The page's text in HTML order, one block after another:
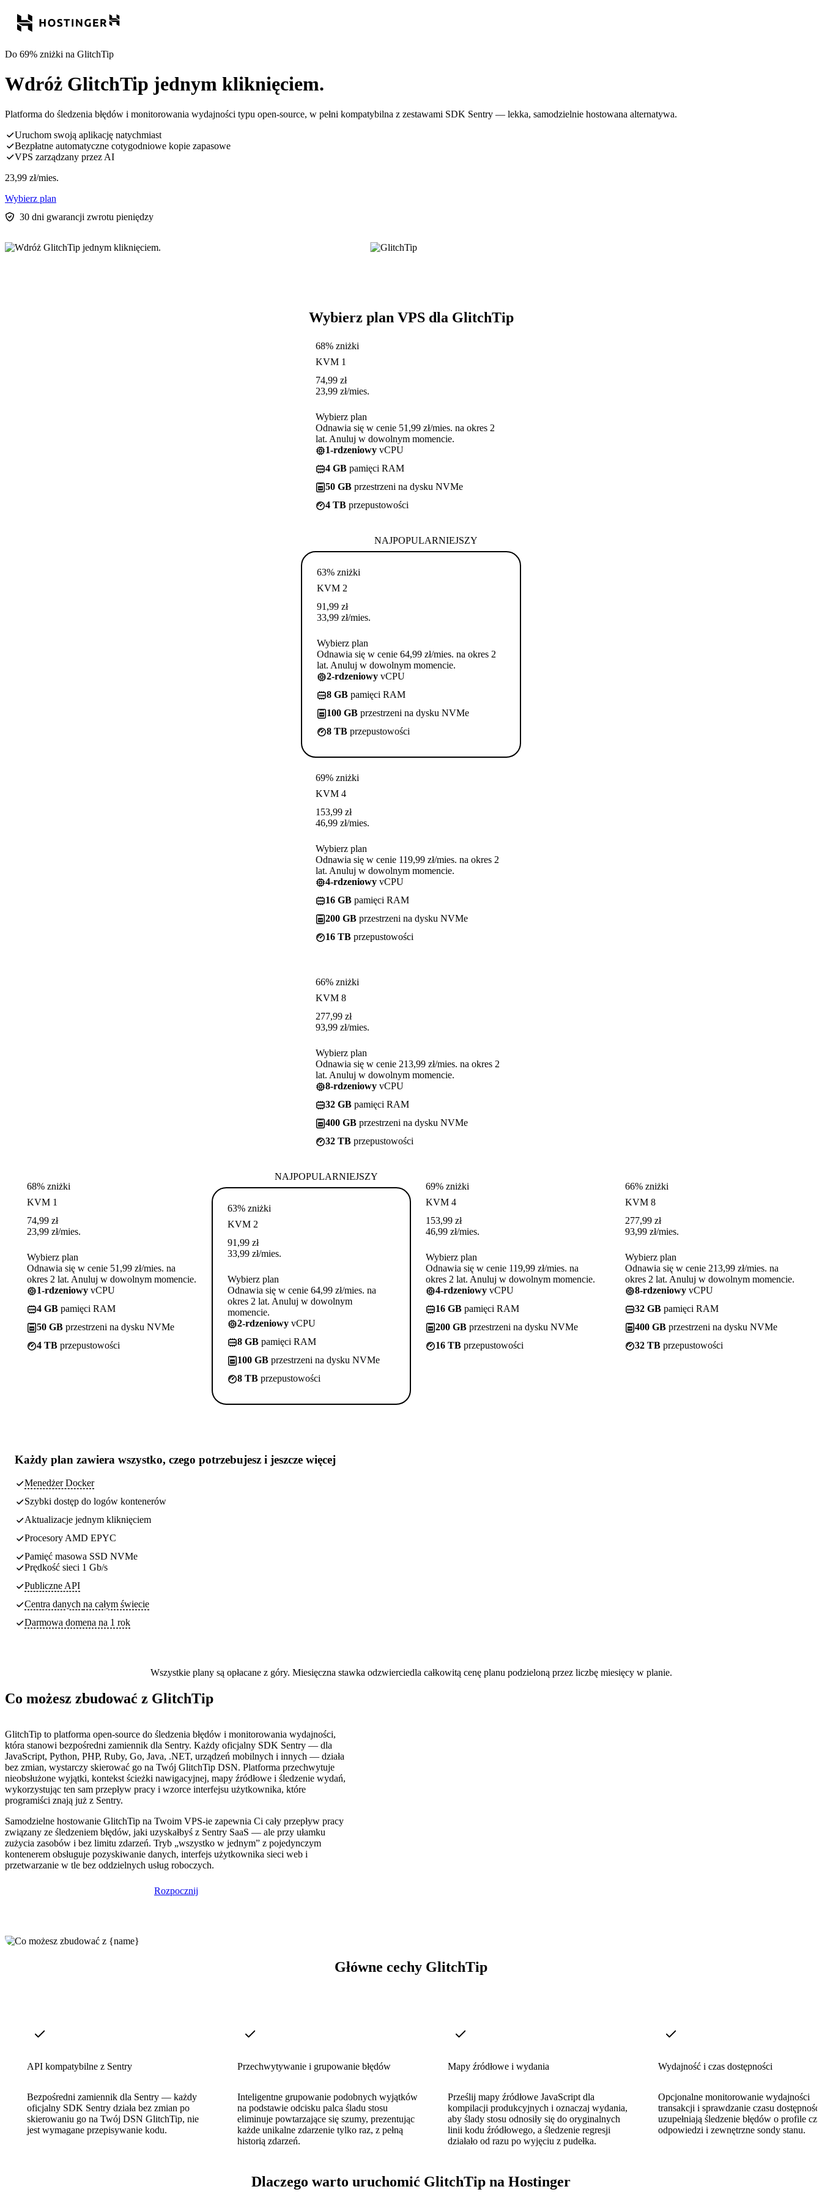
Do 69% zniżki na GlitchTip
Wdróż GlitchTip jednym kliknięciem.
Platforma do śledzenia błędów i monitorowania wydajności typu open-source, w pełni kompatybilna z zestawami SDK Sentry — lekka, samodzielnie hostowana alternatywa.
Uruchom swoją aplikację natychmiast
Bezpłatne automatyczne cotygodniowe kopie zapasowe
VPS zarządzany przez AI
23,99 zł/mies.
Wybierz plan
30 dni gwarancji zwrotu pieniędzy
Wybierz plan VPS dla GlitchTip
68% zniżki
KVM 1
74,99 zł
23,99 zł/mies.
Wybierz plan
Odnawia się w cenie 51,99 zł/mies. na okres 2
lat. Anuluj w dowolnym momencie.
1-rdzeniowy vCPU
4 GB pamięci RAM
50 GB przestrzeni na dysku NVMe
4 TB przepustowości
NAJPOPULARNIEJSZY
63% zniżki
KVM 2
91,99 zł
33,99 zł/mies.
Wybierz plan
Odnawia się w cenie 64,99 zł/mies. na okres 2
lat. Anuluj w dowolnym momencie.
2-rdzeniowy vCPU
8 GB pamięci RAM
100 GB przestrzeni na dysku NVMe
8 TB przepustowości
69% zniżki
KVM 4
153,99 zł
46,99 zł/mies.
Wybierz plan
Odnawia się w cenie 119,99 zł/mies. na okres 2
lat. Anuluj w dowolnym momencie.
4-rdzeniowy vCPU
16 GB pamięci RAM
200 GB przestrzeni na dysku NVMe
16 TB przepustowości
66% zniżki
KVM 8
277,99 zł
93,99 zł/mies.
Wybierz plan
Odnawia się w cenie 213,99 zł/mies. na okres 2
lat. Anuluj w dowolnym momencie.
8-rdzeniowy vCPU
32 GB pamięci RAM
400 GB przestrzeni na dysku NVMe
32 TB przepustowości
68% zniżki
KVM 1
74,99 zł
23,99 zł/mies.
Wybierz plan
Odnawia się w cenie 51,99 zł/mies. na
okres 2 lat. Anuluj w dowolnym momencie.
1-rdzeniowy vCPU
4 GB pamięci RAM
50 GB przestrzeni na dysku NVMe
4 TB przepustowości
NAJPOPULARNIEJSZY
63% zniżki
KVM 2
91,99 zł
33,99 zł/mies.
Wybierz plan
Odnawia się w cenie 64,99 zł/mies. na
okres 2 lat. Anuluj w dowolnym
momencie.
2-rdzeniowy vCPU
8 GB pamięci RAM
100 GB przestrzeni na dysku NVMe
8 TB przepustowości
69% zniżki
KVM 4
153,99 zł
46,99 zł/mies.
Wybierz plan
Odnawia się w cenie 119,99 zł/mies. na
okres 2 lat. Anuluj w dowolnym momencie.
4-rdzeniowy vCPU
16 GB pamięci RAM
200 GB przestrzeni na dysku NVMe
16 TB przepustowości
66% zniżki
KVM 8
277,99 zł
93,99 zł/mies.
Wybierz plan
Odnawia się w cenie 213,99 zł/mies. na
okres 2 lat. Anuluj w dowolnym momencie.
8-rdzeniowy vCPU
32 GB pamięci RAM
400 GB przestrzeni na dysku NVMe
32 TB przepustowości
Każdy plan zawiera wszystko, czego potrzebujesz i jeszcze więcej
Menedżer Docker
Szybki dostęp do logów kontenerów
Aktualizacje jednym kliknięciem
Procesory AMD EPYC
Pamięć masowa SSD NVMe
Prędkość sieci 1 Gb/s
Publiczne API
Centra danych na całym świecie
Darmowa domena na 1 rok
Wszystkie plany są opłacane z góry. Miesięczna stawka odzwierciedla całkowitą cenę planu podzieloną przez liczbę miesięcy w planie.
Co możesz zbudować z GlitchTip
GlitchTip to platforma open-source do śledzenia błędów i monitorowania wydajności,
która stanowi bezpośredni zamiennik dla Sentry. Każdy oficjalny SDK Sentry — dla
JavaScript, Python, PHP, Ruby, Go, Java, .NET, urządzeń mobilnych i innych — działa
bez zmian, wystarczy skierować go na Twój GlitchTip DSN. Platforma przechwytuje
nieobsłużone wyjątki, kontekst ścieżki nawigacyjnej, mapy źródłowe i śledzenie wydań,
wykorzystując ten sam przepływ pracy i wzorce interfejsu użytkownika, które
programiści znają już z Sentry.
Samodzielne hostowanie GlitchTip na Twoim VPS-ie zapewnia Ci cały przepływ pracy
związany ze śledzeniem błędów, jaki uzyskałbyś z Sentry SaaS — ale przy ułamku
zużycia zasobów i bez limitu zdarzeń. Tryb „wszystko w jednym” z pojedynczym
kontenerem obsługuje pozyskiwanie danych, interfejs użytkownika sieci web i
przetwarzanie w tle bez oddzielnych usług roboczych.
Rozpocznij
Główne cechy GlitchTip
API kompatybilne z Sentry
Bezpośredni zamiennik dla Sentry — każdy
oficjalny SDK Sentry działa bez zmian po
skierowaniu go na Twój DSN GlitchTip, nie
jest wymagane przepisywanie kodu.
Przechwytywanie i grupowanie błędów
Inteligentne grupowanie podobnych wyjątków
na podstawie odcisku palca śladu stosu
eliminuje powtarzające się szumy, prezentując
każde unikalne zdarzenie tylko raz, z pełną
historią zdarzeń.
Mapy źródłowe i wydania
Prześlij mapy źródłowe JavaScript dla
kompilacji produkcyjnych i oznaczaj wydania,
aby ślady stosu odnosiły się do oryginalnych
linii kodu źródłowego, a śledzenie regresji
działało od razu po wyjęciu z pudełka.
Wydajność i czas dostępności
Opcjonalne monitorowanie wydajności
transakcji i sprawdzanie czasu dostępności
uzupełniają śledzenie błędów o profile
odpowiedzi i zewnętrzne sondy stanu.
Dlaczego warto uruchomić GlitchTip na Hostinger